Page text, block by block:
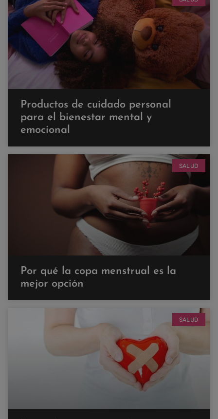
Productos de cuidado personal
para el bienestar mental y
emocional
SALUD
Por qué la copa menstrual es la
mejor opción
SALUD